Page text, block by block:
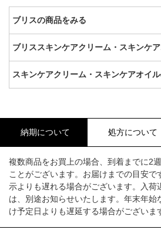
ブリスの商品をみる
ブリススキンケアクリーム・スキンケ
スキンケアクリーム・スキンケアオイ
納期について 処方について
複数商品をお買上の場合、到着までに2
ことがございます。お届けまでの目安で
示よりも遅れる場合がございます。入荷
は、別途お知らせいたします。年末年始
け予定日よりも遅延する場合がございま